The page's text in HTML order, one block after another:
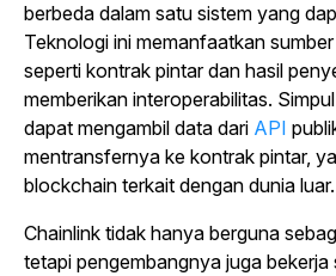
berbeda dalam satu sistem yang
Teknologi ini memanfaatkan
seperti kontrak pintar dan hasil
memberikan interoperabilitas.
dapat mengambil data dari API
mentransfernya ke kontrak pintar,
blockchain terkait dengan dunia luar.
Chainlink tidak hanya berguna
tetapi pengembangnya juga bekerja